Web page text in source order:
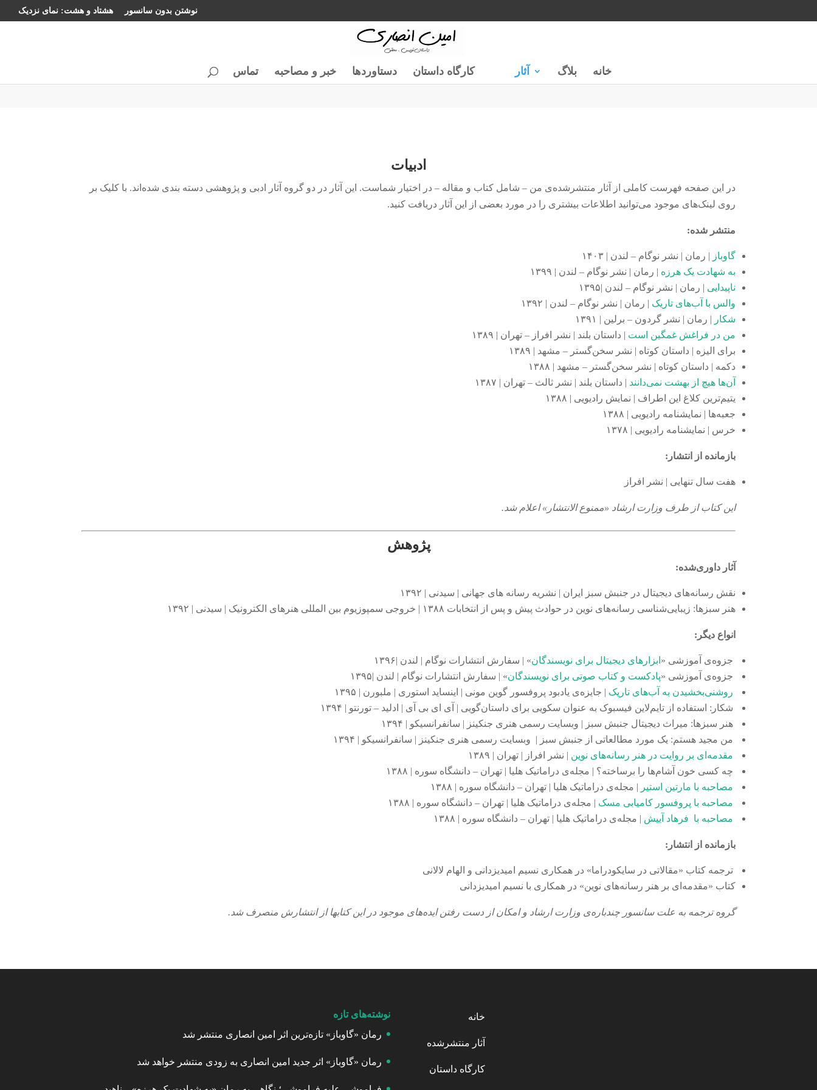
نوشتن بدون سانسور هشتاد و هشت: نمای نزدیک
خانه بلاگ آثار کارگاه داستان دستاوردها خبر و مصاحبه تماس
ادبیات
در این صفحه فهرست کاملی از آثار منتشرشده‌ی من – شامل کتاب و مقاله – در اختیار شماست. این آثار در دو گروه آثار ادبی و پژوهشی دسته بندی شده‌اند. با کلیک بر
روی لینک‌های موجود می‌توانید اطلاعات بیشتری را در مورد بعضی از این آثار دریافت کنید.
منتشر شده:
گاوباز | رمان | نشر نوگام – لندن | ۱۴۰۳
به شهادت یک هرزه | رمان | نشر نوگام – لندن | ۱۳۹۹
ناپیدایی | رمان | نشر نوگام – لندن |‌۱۳۹۵
والس با آب‌های تاریک | رمان | نشر نوگام – لندن | ۱۳۹۲
شکار | رمان | نشر گردون – برلین | ۱۳۹۱
من در فراغش غمگین است | داستان بلند | نشر افراز – تهران | ۱۳۸۹
برای الیزه | داستان کوتاه | نشر سخن‌گستر – مشهد | ۱۳۸۹
دکمه | داستان کوتاه | نشر سخن‌گستر – مشهد | ۱۳۸۸
آن‌ها هیچ از بهشت نمی‌دانند | داستان بلند | نشر ثالث – تهران | ۱۳۸۷
یتیم‌ترین کلاغ این اطراف | نمایش رادیویی | ۱۳۸۸
جعبه‌ها | نمایشنامه رادیویی | ۱۳۸۸
خرس | نمایشنامه رادیویی | ۱۳۷۸
بازمانده از انتشار:
هفت سال تنهایی | نشر افراز
این کتاب از طرف وزارت ارشاد «ممنوع الانتشار» اعلام شد.
پژوهش
آثار داوری‌شده:
نقش رسانه‌های دیجیتال در جنبش سبز ایران | نشریه رسانه های جهانی | سیدنی | ۱۳۹۲
هنر سبزها: زیبایی‌شناسی رسانه‌های نوین در حوادث پیش و پس از انتخابات ۱۳۸۸ | خروجی سمپوزیوم بین المللی هنرهای الکترونیک | سیدنی | ۱۳۹۲
انواع دیگر:
جزوه‌ی آموزشی « ابزارهای دیجیتال برای نویسندگان» | سفارش انتشارات نوگام | لندن |۱۳۹۶
جزوه‌ی آموزشی «پادکست و کتاب صوتی برای نویسندگان» | سفارش انتشارات نوگام | لندن |۱۳۹۵
روشنی‌بخشیدن به آب‌های تاریک | جایزه‌ی یادبود پروفسور گوین مونی | اینساید استوری | ملبورن | ۱۳۹۵
شکار: استفاده از تایم‌لاین فیسبوک به عنوان سکویی برای داستان‌گویی | آی ای بی آی | ادلید – تورنتو | ۱۳۹۴
هنر سبزها: میراث دیجیتال جنبش سبز | وبسایت رسمی هنری جنکینز | سانفرانسیکو | ۱۳۹۴
من مجید هستم: یک مورد مطالعاتی از جنبش سبز | وبسایت رسمی هنری جنکینز | سانفرانسیکو | ۱۳۹۴
مقدمه‌ای بر روایت در هنر رسانه‌های نوین | نشر افراز | تهران | ۱۳۸۹
چه کسی خون آشام‌ها را برساخته؟ | مجله‌ی دراماتیک هلیا | تهران – دانشگاه سوره | ۱۳۸۸
مصاحبه با مارتین استیر | مجله‌ی دراماتیک هلیا | تهران – دانشگاه سوره | ۱۳۸۸
مصاحبه با پروفسور کامیابی مسک | مجله‌ی دراماتیک هلیا | تهران – دانشگاه سوره | ۱۳۸۸
مصاحبه با فرهاد آییش | مجله‌ی دراماتیک هلیا | تهران – دانشگاه سوره | ۱۳۸۸
بازمانده از انتشار:
ترجمه کتاب «مقالاتی در سایکودراما» در همکاری نسیم امیدیزدانی و الهام لالانی
کتاب «مقدمه‌ای بر هنر رسانه‌های نوین» در همکاری با نسیم امیدیزدانی
گروه ترجمه به علت سانسور چندباره‌ی وزارت ارشاد و امکان از دست رفتن ایده‌های موجود در این کتابها از انتشارش منصرف شد.
نوشته‌های تازه
رمان «گاوباز» تازه‌ترین اثر امین انصاری منتشر شد
رمان «گاوباز» اثر جدید امین انصاری به زودی منتشر خواهد شد
خانه
آثار منتشرشده
کارگاه داستان